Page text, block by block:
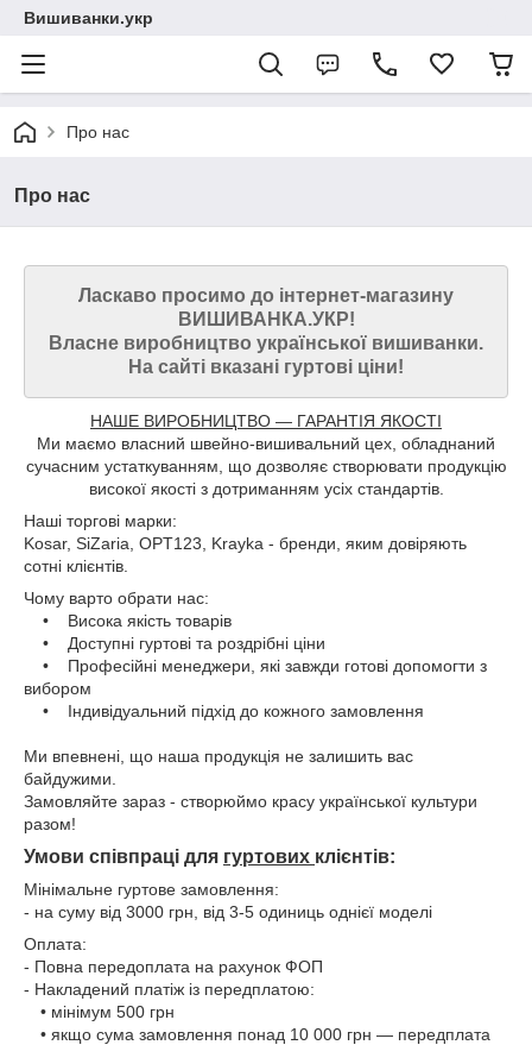
Вишиванки.укр
Про нас
Про нас
Ласкаво просимо до інтернет-магазину
ВИШИВАНКА.УКР!
Власне виробництво української вишиванки.
На сайті вказані гуртові ціни!
НАШЕ ВИРОБНИЦТВО — ГАРАНТІЯ ЯКОСТІ
Ми маємо власний швейно-вишивальний цех, обладнаний
сучасним устаткуванням, що дозволяє створювати продукцію
високої якості з дотриманням усіх стандартів.
Наші торгові марки:
Kosar, SiZaria, OPT123, Krayka - бренди, яким довіряють
сотні клієнтів.
Чому варто обрати нас:
• Висока якість товарів
• Доступні гуртові та роздрібні ціни
• Професійні менеджери, які завжди готові допомогти з
вибором
• Індивідуальний підхід до кожного замовлення
Ми впевнені, що наша продукція не залишить вас
байдужими.
Замовляйте зараз - створюймо красу української культури
разом!
Умови співпраці для гуртових клієнтів:
Мінімальне гуртове замовлення:
- на суму від 3000 грн, від 3-5 одиниць однієї моделі
Оплата:
- Повна передоплата на рахунок ФОП
- Накладений платіж із передплатою:
• мінімум 500 грн
• якщо сума замовлення понад 10 000 грн — передплата